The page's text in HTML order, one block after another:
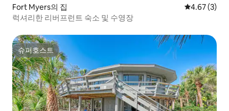
Fort Myers의 집 평점 4.67점
4.67 (3)
럭셔리한 리버프런트 숙소 및 수영장
슈퍼호스트
슈퍼호스트